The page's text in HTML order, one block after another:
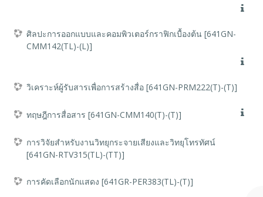
ศิลปะการออกแบบและคอมพิวเตอร์กราฟิกเบื้องต้น [641GN-
CMM142(TL)-(L)]
วิเคราะห์ผู้รับสารเพื่อการสร้างสื่อ [641GN-PRM222(T)-(T)]
ทฤษฎีการสื่อสาร [641GN-CMM140(T)-(T)]
การวิจัยสำหรับงานวิทยุกระจายเสียงและวิทยุโทรทัศน์
[641GN-RTV315(TL)-(TT)]
การคัดเลือกนักแสดง [641GR-PER383(TL)-(T)]